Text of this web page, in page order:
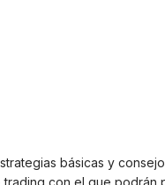
básicas y
con el que podrán